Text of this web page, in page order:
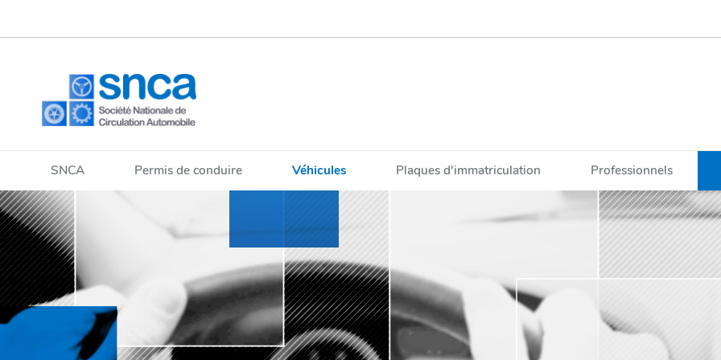
la
contenu
SNCA Permis de conduire Véhicules Plaques d'immatriculation Professionnels